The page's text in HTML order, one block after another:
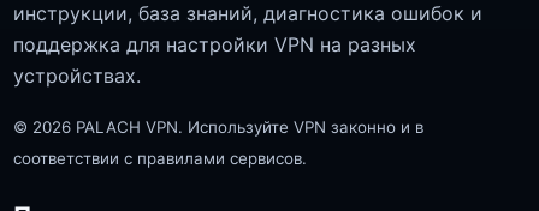
инструкции, база знаний, диагностика ошибок и
поддержка для настройки VPN на разных
устройствах.
© 2026 PALACH VPN. Используйте VPN законно и в
соответствии с правилами сервисов.